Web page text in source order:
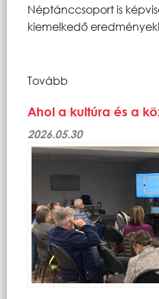
Néptánccsoport is
kiemelkedő
Tovább
Ahol a kultúra és a
2026.05.30